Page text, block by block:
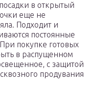
в открытый
еще не
Подходит и
постоянные
покупке готовых
в распущенном
с защитой
продувания